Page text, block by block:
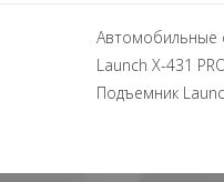
Автомобильные
Launch X-431
Подъемник